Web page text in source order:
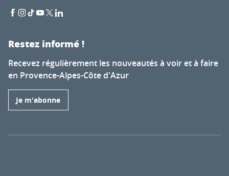
Restez informé !
Recevez régulièrement les nouveautés à voir et à faire
en Provence-Alpes-Côte d'Azur
Je m'abonne